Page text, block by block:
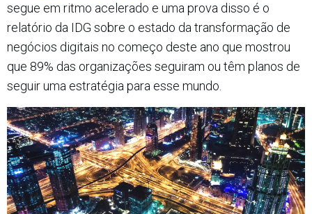
segue em ritmo acelerado e uma prova disso é o
relatório da IDG sobre o estado da transformação de
negócios digitais no começo deste ano que mostrou
que 89% das organizações seguiram ou têm planos de
seguir uma estratégia para esse mundo.